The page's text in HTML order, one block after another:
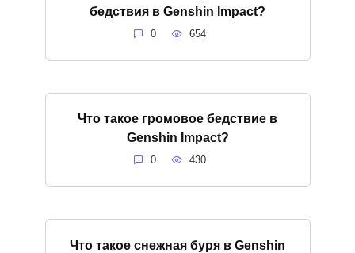
бедствия в Genshin Impact?
0 654
Что такое громовое бедствие в
Genshin Impact?
0 430
Что такое снежная буря в Genshin